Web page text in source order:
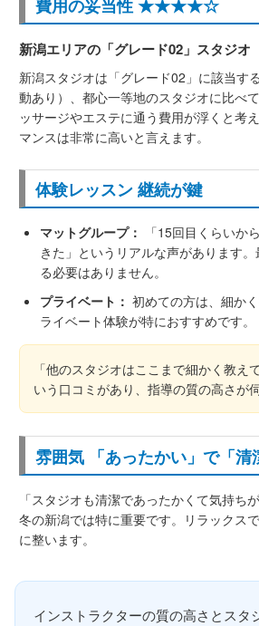
費用の妥当性 ★★★★☆
新潟エリアの「グレード02」スタジオ
新潟スタジオは「グレード02」に該当す
動あり）、都心一等地のスタジオに比べ
ッサージやエステに通う費用が浮くと考
マンスは非常に高いと言えます。
体験レッスン 継続が鍵
マットグループ：
「15回目くらいか
きた」というリアルな声があります
る必要はありません。
プライベート： 初めての方は、細か
ライベート体験が特におすすめです。
「他のスタジオはここまで細かく教え
いう口コミがあり、指導の質の高さが
雰囲気 「あったかい」で「清
「スタジオも清潔であったかくて気持ち
冬の新潟では特に重要です。リラックス
に整います。
インストラクターの質の高さとスタ